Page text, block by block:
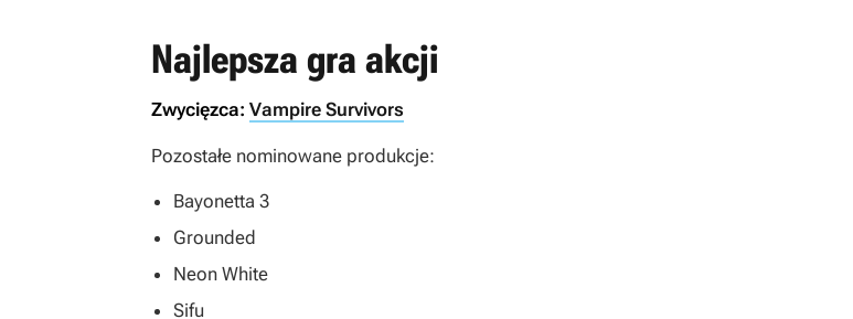
Najlepsza gra akcji
Zwycięzca: Vampire Survivors
Pozostałe nominowane produkcje:
Bayonetta 3
Grounded
Neon White
Sifu